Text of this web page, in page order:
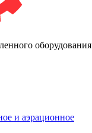
оборудования